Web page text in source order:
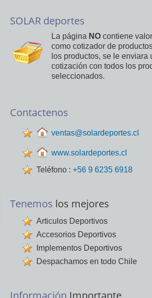
SOLAR deportes
La página NO contiene
como cotizador de
los productos, se le enviara
cotización con todos los
seleccionados.
Contactenos
ventas@solardeportes.cl
www.solardeportes.cl
Teléfono : +56 9 6235 6918
Tenemos los mejores
Articulos Deportivos
Accesorios Deportivos
Implementos Deportivos
Despachamos en todo Chile
Información Importante